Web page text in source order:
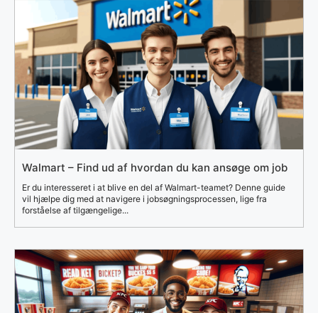
Walmart – Find ud af hvordan du kan ansøge om job
Er du interesseret i at blive en del af Walmart-teamet? Denne guide
vil hjælpe dig med at navigere i jobsøgningsprocessen, lige fra
forståelse af tilgængelige...